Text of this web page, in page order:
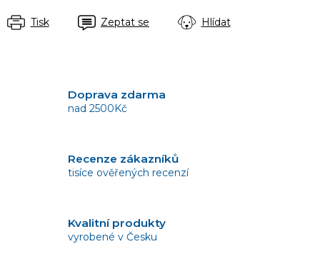
Tisk Zeptat se Hlídat
Doprava zdarma
nad 2500Kč
Recenze zákazníků
tisíce ověřených recenzí
Kvalitní produkty
vyrobené v Česku